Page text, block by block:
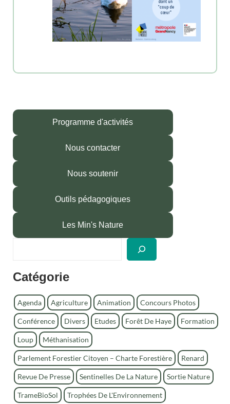
Programme d'activités
Nous contacter
Nous soutenir
Outils pédagogiques
Les Min's Nature
h
r
c
e
r
Catégorie
Agenda Agriculture Animation Concours Photos
Conférence Divers Etudes Forêt De Haye Formation
Loup Méthanisation
Parlement Forestier Citoyen – Charte Forestière Renard
Revue De Presse Sentinelles De La Nature Sortie Nature
TrameBioSol Trophées De L'Environnement